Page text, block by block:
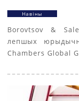
Навіны
Borovtsov &
лепшых
Chambers Global